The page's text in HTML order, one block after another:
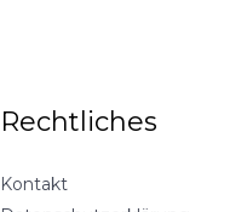
Rechtliches
Kontakt